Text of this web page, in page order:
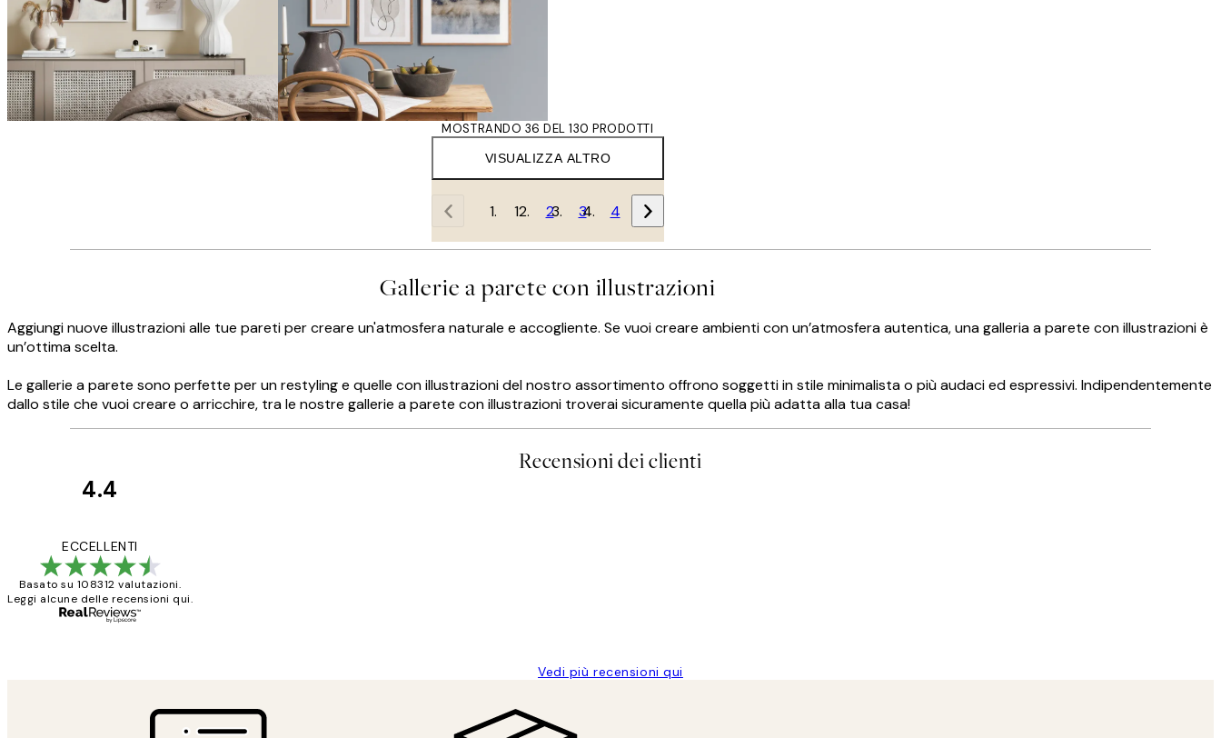
VISUALIZZA ALTRO
MOSTRANDO 36 DEL 130 PRODOTTI
1 2 3 4
Gallerie a parete con illustrazioni
Aggiungi nuove illustrazioni alle tue pareti per creare un'atmosfera naturale e accogliente. Se vuoi creare ambienti con un’atmosfera autentica, una galleria a parete con illustrazioni è
un’ottima scelta.
Le gallerie a parete sono perfette per un restyling e quelle con illustrazioni del nostro assortimento offrono soggetti in stile minimalista o più audaci ed espressivi. Indipendentemente
dallo stile che vuoi creare o arricchire, tra le nostre gallerie a parete con illustrazioni troverai sicuramente quella più adatta alla tua casa!
Recensioni dei clienti
4.4
ECCELLENTI
Basato su 108312 valutazioni.
Leggi alcune delle recensioni qui.
Vedi più recensioni qui